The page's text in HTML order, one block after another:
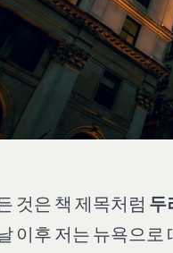
것은 책 제목처럼 두
이후 저는 뉴욕으로